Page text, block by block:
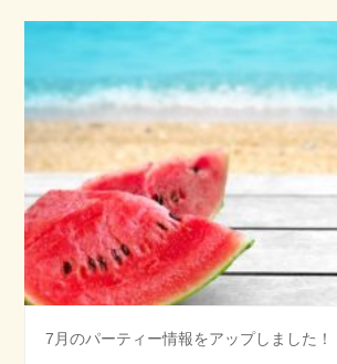
7月のパーティー情報をアップしました！